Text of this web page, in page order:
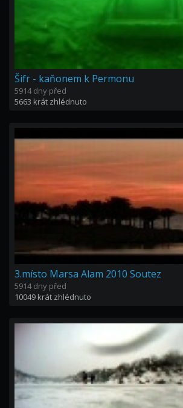
Šifr - kaňonem k Permonu
5914 dny před
5663 krát zhlédnuto
3.místo Marsa Alam 2010 Soutez
5914 dny před
10049 krát zhlédnuto